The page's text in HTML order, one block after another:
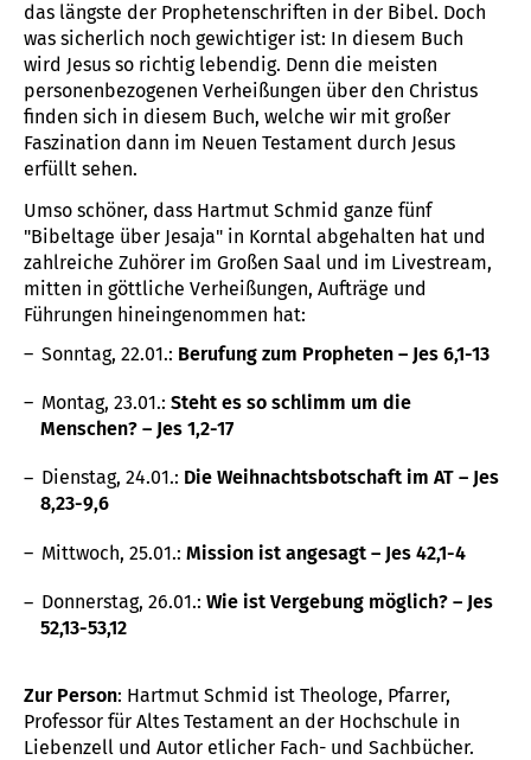
das längste der Prophetenschriften in der Bibel. Doch
was sicherlich noch gewichtiger ist: In diesem Buch
wird Jesus so richtig lebendig. Denn die meisten
personenbezogenen Verheißungen über den Christus
finden sich in diesem Buch, welche wir mit großer
Faszination dann im Neuen Testament durch Jesus
erfüllt sehen.
Umso schöner, dass Hartmut Schmid ganze fünf
"Bibeltage über Jesaja" in Korntal abgehalten hat und
zahlreiche Zuhörer im Großen Saal und im Livestream,
mitten in göttliche Verheißungen, Aufträge und
Führungen hineingenommen hat:
Sonntag, 22.01.: Berufung zum Propheten – Jes 6,1-13
Montag, 23.01.:Steht es so schlimm um die
Menschen? – Jes 1,2-17
Dienstag, 24.01.: Die Weihnachtsbotschaft im AT – Jes
8,23-9,6
Mittwoch, 25.01.:Mission ist angesagt – Jes 42,1-4
Donnerstag, 26.01.:Wie ist Vergebung möglich? – Jes
52,13-53,12
Zur Person: Hartmut Schmid ist Theologe, Pfarrer,
Professor für Altes Testament an der Hochschule in
Liebenzell und Autor etlicher Fach- und Sachbücher.